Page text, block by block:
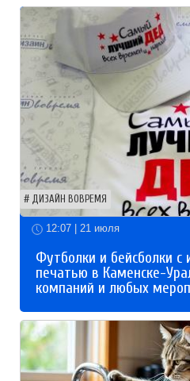
ДИЗАЙН ВОВРЕМЯ
12:07 | 21 июля
Футболки и бейсболки с
печатью в Каменске-
компаний и любых